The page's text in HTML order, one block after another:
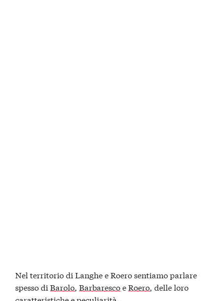
Nel territorio di Langhe e Roero sentiamo parlare
spesso diBarolo,BarbarescoeRoero, delle loro